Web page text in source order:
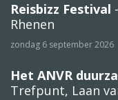
Reisbizz Festival
Rhenen
zondag 6 september 2026
Het ANVR
Trefpunt, Laan